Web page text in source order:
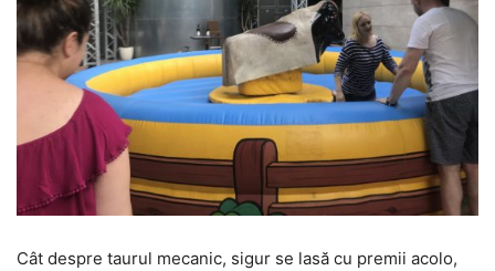
Cât despre taurul mecanic, sigur se lasă cu premii acolo,